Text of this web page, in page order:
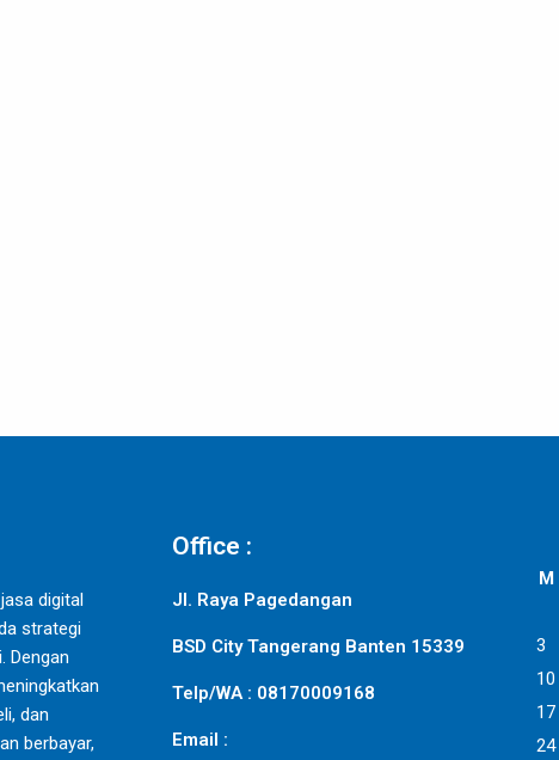
digital
strategi
Dengan
dan
berbayar,
Office :
Jl. Raya Pagedangan
BSD City Tangerang Banten 15339
Telp/WA : 08170009168
Email :
M
3
10
17
24